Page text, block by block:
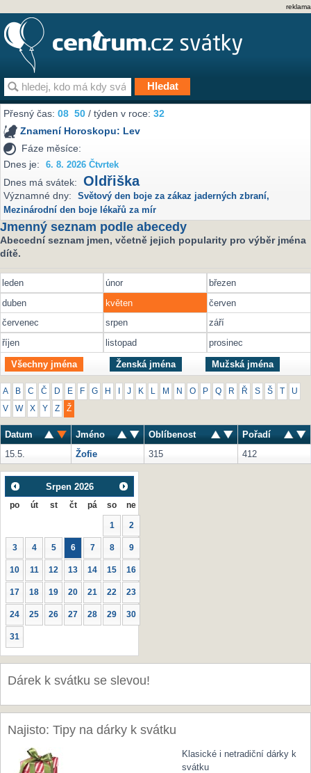
reklama
Přesný čas:08 50 / týden v roce:32
Znamení Horoskopu: Lev
Fáze měsíce:
Dnes je:
6. 8. 2026 Čtvrtek
Dnes má svátek: Oldřiška
Významné dny: Světový den boje za zákaz jaderných zbraní,
Mezinárodní den boje lékařů za mír
Jmenný seznam podle abecedy
Abecední seznam jmen, včetně jejich popularity pro výběr jména
dítě.
leden únor
březen
duben
květen
červen
červenec
srpen
září
říjen
listopad prosinec
Všechny jména Ženská jména Mužská jména
A B C Č D E F G H J K M N O P Q R Ř S Š U
V W X Y Z Ž
Datum Jméno Oblíbenost
Pořadí
15.5.
Žofie 315 412
Srpen 2026
po út st čt pá so ne
1 2
3 4 5 6 7 8 9
10 11 12 13 14 15 16
17 18 19 20 21 22 23
24 25 26 27 28 29 30
31
Dárek k svátku se slevou!
Najisto: Tipy na dárky k svátku
Klasické i netradiční dárky k
svátku